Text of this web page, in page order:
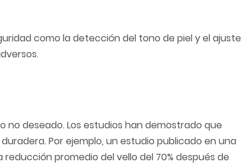
como la detección del tono de piel y el ajuste
no deseado. Los estudios han demostrado que
Por ejemplo, un estudio publicado en una
promedio del vello del 70% después de